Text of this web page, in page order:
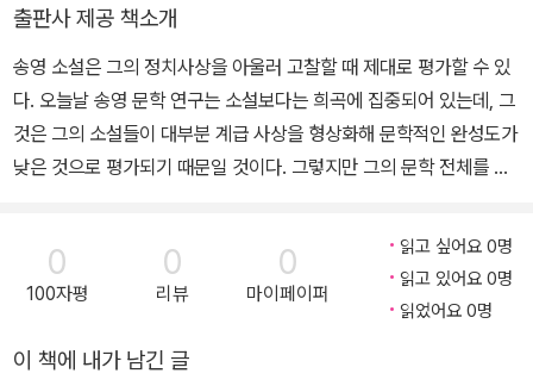
백두산은 어디서나 보인다＞ 등이 있다. 정신 질환을 앓다가 1978
연애의 성립 과정＞ 등 염상섭의 소설에 대한 다수의 논문을 발표했
고, ＜염상섭 소설의 추리소설적 성격 연구＞ 외에 한국 근대 소설에
나타난 질병의 양상을 다각도로 연구한 논문들도 여럿 있다. ≪염상
섭 소설 다시 읽기≫를 냈다.
출판사 제공 책소개
송영 소설은 그의 정치사상을 아울러 고찰할 때 제대로 평가할 수 있
다. 오늘날 송영 문학 연구는 소설보다는 희곡에 집중되어 있는데, 그
것은 그의 소설들이 대부분 계급 사상을 형상화해 문학적인 완성도가
낮은 것으로 평가되기 때문일 것이다. 그렇지만 그의 문학 전체를 일
과 연결해 이해하지 않으면 안 된다. 당시의 사회주의 운동은 계급 해
방뿐 아니라 민족해방운동과 밀접한 관련이 있었기 때문에 당시의 계
급문학은 민족 문학의 차원에서 평가되어야 한다. ＜느러가는(늘어
지에 계절에 맞지 않는 남루한 차림을 한 채로 일자리를 얻기 위해 전
0
100자평
0
리뷰
0
마이페이퍼
읽고 싶어요 0명
읽고 있어요 0명
읽었어요 0명
이 책에 내가 남긴 글